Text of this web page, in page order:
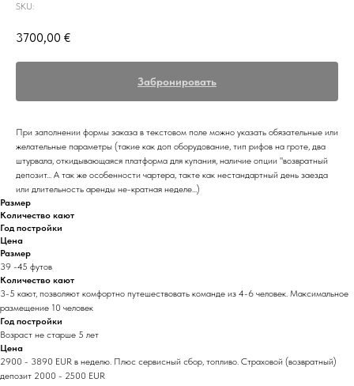
SKU:
3700,00 €
Забронировать
При заполнении формы заказа в текстовом поле можно указать обязательные или
желательные параметры (такие как доп оборудование, тип рифов на гроте, два
штурвала, откидывающаяся платформа для купания, наличие опции "возвратный
депозит... А так же особенности чартера, такте как нестандартный день заезда
или длительность аренды не-кратная неделе...)
Размер
Количество кают
Год постройки
Цена
Размер
39 -45 футов
Количество кают
3-5 кают, позволяют комфортно путешествовать команде из 4-6 человек. Максимальное
размещение 10 человек
Год постройки
Возраст не старше 5 лет
Цена
2900 - 3890 EUR в неделю. Плюс сервисный сбор, топливо. Страховой (возвратный)
депозит 2000 - 2500 EUR